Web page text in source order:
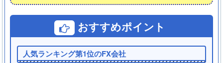
おすすめポイント
人気ランキング第1位のFX会社